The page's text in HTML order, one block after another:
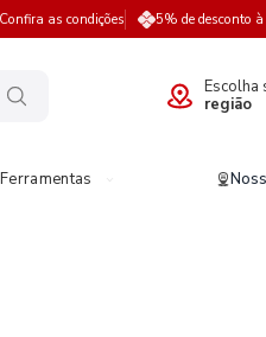
as condições 5% de desconto
Escolha
região
Ferramentas